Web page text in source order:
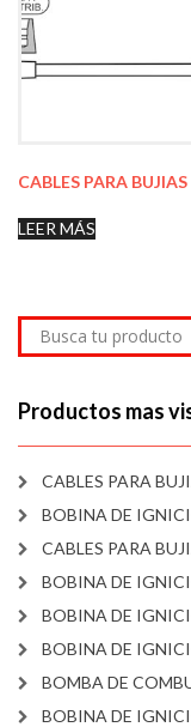
CABLES PARA
LEER MÁS
Productos mas
CABLES PARA
BOBINA DE
CABLES PARA
BOBINA DE
BOBINA DE
BOBINA DE
BOMBA DE
BOBINA DE